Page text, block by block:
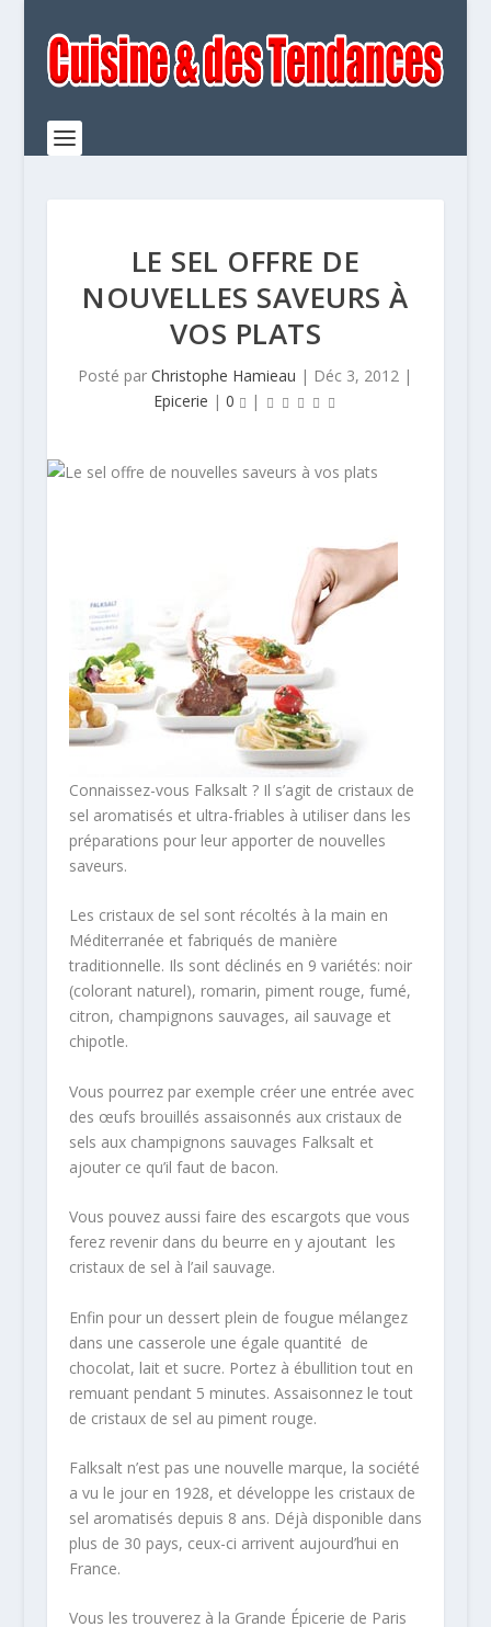
LE SEL OFFRE DE
NOUVELLES SAVEURS À
VOS PLATS
Posté parChristophe Hamieau | Déc 3, 2012 |
Epicerie |0 |
Connaissez-vous Falksalt ? Il s’agit de cristaux de
sel aromatisés et ultra-friables à utiliser dans les
préparations pour leur apporter de nouvelles
saveurs.
Les cristaux de sel sont récoltés à la main en
Méditerranée et fabriqués de manière
traditionnelle. Ils sont déclinés en 9 variétés: noir
(colorant naturel), romarin, piment rouge, fumé,
citron, champignons sauvages, ail sauvage et
chipotle.
Vous pourrez par exemple créer une entrée avec
des œufs brouillés assaisonnés aux cristaux de
sels aux champignons sauvages Falksalt et
ajouter ce qu’il faut de bacon.
Vous pouvez aussi faire des escargots que vous
ferez revenir dans du beurre en y ajoutant les
cristaux de sel à l’ail sauvage.
Enfin pour un dessert plein de fougue mélangez
dans une casserole une égale quantité de
chocolat, lait et sucre. Portez à ébullition tout en
remuant pendant 5 minutes. Assaisonnez le tout
de cristaux de sel au piment rouge.
Falksalt n’est pas une nouvelle marque, la société
a vu le jour en 1928, et développe les cristaux de
sel aromatisés depuis 8 ans. Déjà disponible dans
plus de 30 pays, ceux-ci arrivent aujourd’hui en
France.
Vous les trouverez à la Grande Épicerie de Paris